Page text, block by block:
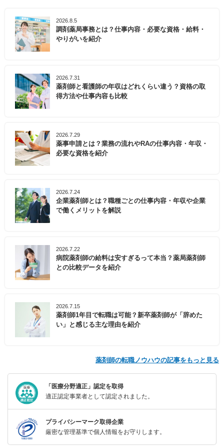
2026.8.5
調剤薬局事務とは？仕事内容・必要な資格・給料・
やりがいを紹介
2026.7.31
薬剤師と看護師の年収はどれくらい違う？資格の取
得方法や仕事内容も比較
2026.7.29
薬事申請とは？業務の流れやRAの仕事内容・年収・
必要な資格を紹介
2026.7.24
企業薬剤師とは？職種ごとの仕事内容・年収や企業
で働くメリットを解説
2026.7.22
病院薬剤師の給料は安すぎるって本当？薬局薬剤師
との比較データを紹介
2026.7.15
薬剤師1年目で転職は可能？新卒薬剤師が「辞めた
い」と感じる主な理由を紹介
薬剤師の転職ノウハウの記事をもっと見る
「医療分野適正」認定を取得
適正認定事業者として認定されました。
プライバシーマーク取得企業
厳密な管理基準で個人情報をお守りします。